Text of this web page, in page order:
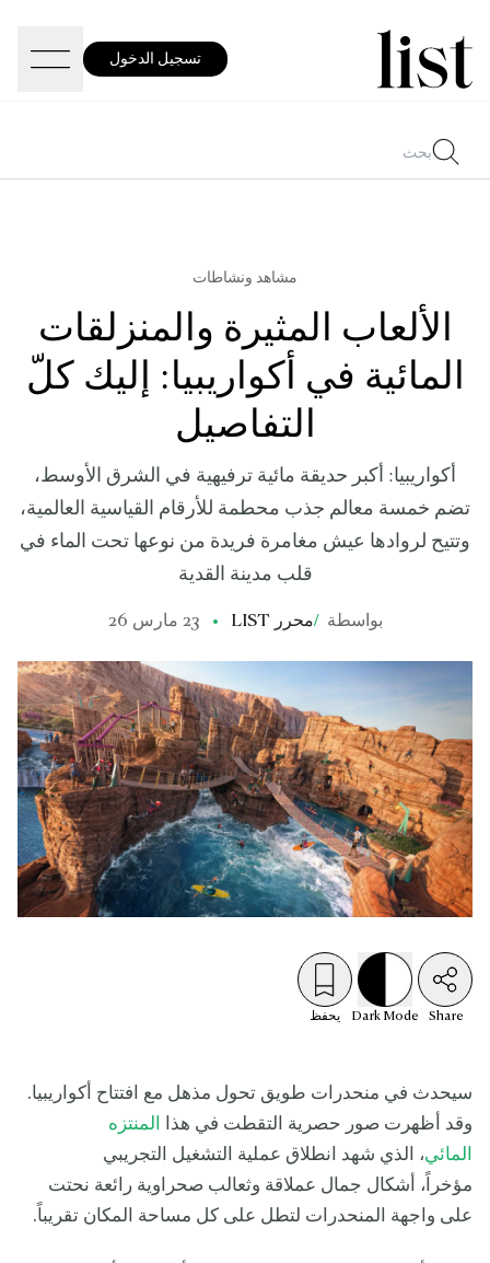
تسجيل الدخول
مشاهد ونشاطات
الألعاب المثيرة والمنزلقات
المائية في أكواريبيا: إليك كلّ
التفاصيل
أكواريبيا: أكبر حديقة مائية ترفيهية في الشرق الأوسط،
تضم خمسة معالم جذب محطمة للأرقام القياسية العالمية،
وتتيح لروادها عيش مغامرة فريدة من نوعها تحت الماء في
قلب مدينة القدية
بواسطة /محرر LIST 23 مارس 26
Share
Dark Mode يحفظ
سيحدث في منحدرات طويق تحول مذهل مع افتتاح أكواريبيا.
وقد أظهرت صور حصرية التقطت في هذا
المنتزه
المائي، الذي شهد انطلاق عملية التشغيل التجريبي
مؤخراً، أشكال جمال عملاقة وثعالب صحراوية رائعة نحتت
على واجهة المنحدرات لتطل على كل مساحة المكان تقريباً.